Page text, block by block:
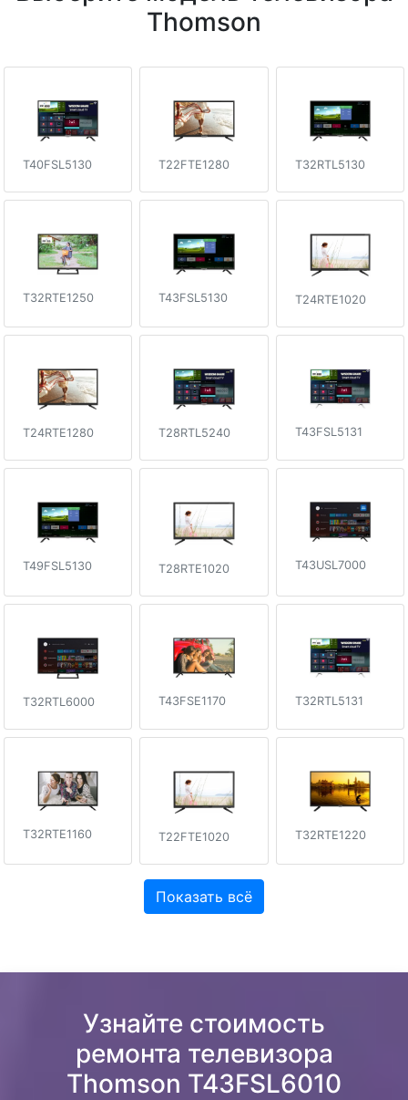
Thomson
T40FSL5130 T22FTE1280 T32RTL5130
T32RTE1250 T43FSL5130 T24RTE1020
T24RTE1280 T28RTL5240 T43FSL5131
T49FSL5130 T28RTE1020 T43USL7000
T32RTL6000 T43FSE1170 T32RTL5131
T32RTE1160 T22FTE1020 T32RTE1220
Показать всё
Узнайте стоимость
ремонта телевизора
Thomson T43FSL6010